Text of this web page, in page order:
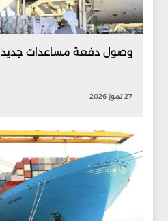
وصول دفعة مساعدات جديدة
27 تموز 2026